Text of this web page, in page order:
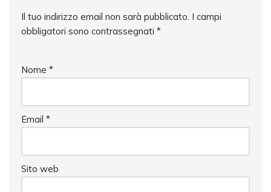
Il tuo indirizzo email non sarà pubblicato. I campi
obbligatori sono contrassegnati *
Nome *
Email *
Sito web